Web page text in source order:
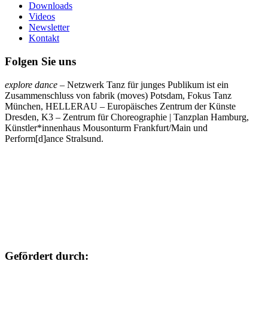
Downloads
Videos
Newsletter
Kontakt
Folgen Sie uns
explore dance – Netzwerk Tanz für junges Publikum ist ein
Zusammenschluss von fabrik (moves) Potsdam, Fokus Tanz
München, HELLERAU – Europäisches Zentrum der Künste
Dresden, K3 – Zentrum für Choreographie | Tanzplan Hamburg,
Künstler*innenhaus Mousonturm Frankfurt/Main und
Perform[d]ance Stralsund.
Gefördert durch: